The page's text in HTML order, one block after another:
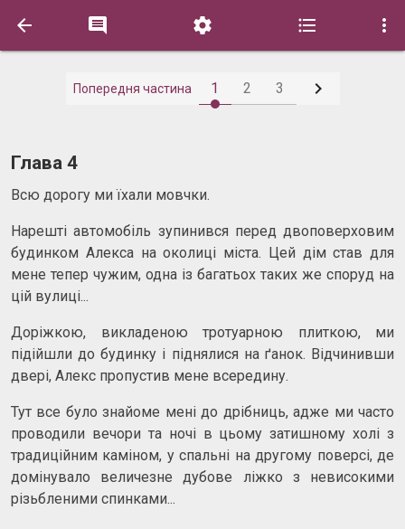
    
Попередня частина 1 2 3 
Глава 4
Всю дорогу ми їхали мовчки.
Нарешті автомобіль зупинився перед двоповерховим
будинком Алекса на околиці міста. Цей дім став для
мене тепер чужим, одна із багатьох таких же споруд на
цій вулиці...
Доріжкою, викладеною тротуарною плиткою, ми
підійшли до будинку і піднялися на ґанок. Відчинивши
двері, Алекс пропустив мене всередину.
Тут все було знайоме мені до дрібниць, адже ми часто
проводили вечори та ночі в цьому затишному холі з
традиційним каміном, у спальні на другому поверсі, де
домінувало величезне дубове ліжко з невисокими
різьбленими спинками...